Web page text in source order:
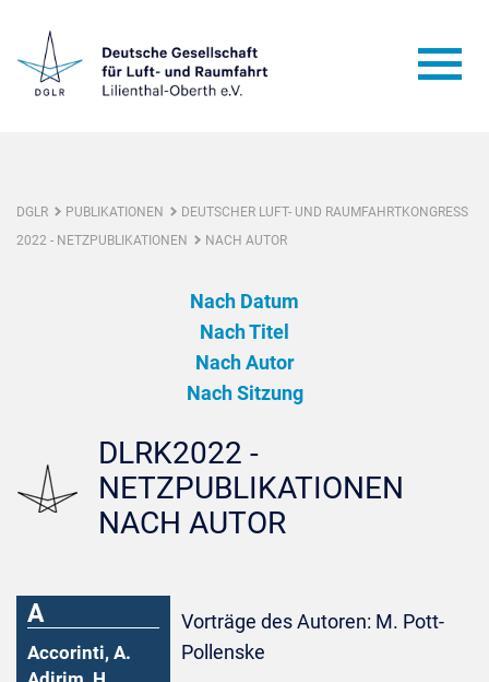
DGLR PUBLIKATIONEN
DEUTSCHER LUFT- UND RAUMFAHRTKONGRESS
2022 - NETZPUBLIKATIONEN
NACH AUTOR
Nach Datum
Nach Titel
Nach Autor
Nach Sitzung
DLRK2022 -
NETZPUBLIKATIONEN
NACH AUTOR
A
Accorinti, A.
Vorträge des Autoren: M. Pott-
Pollenske